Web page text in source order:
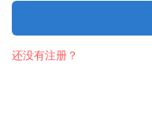
还没有注册？